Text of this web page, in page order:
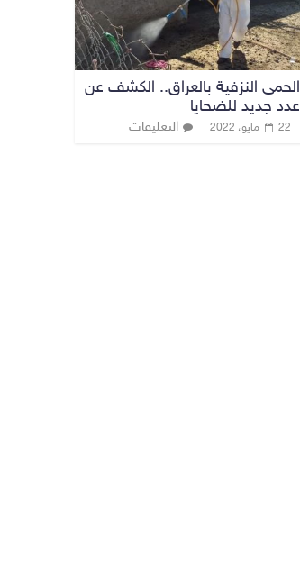
الحمى النزفية بالعراق.. الكشف عن
عدد جديد للضحايا
22 مايو، 2022 التعليقات